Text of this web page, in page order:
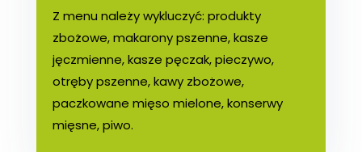
Z menu należy wykluczyć: produkty
zbożowe, makarony pszenne, kasze
jęczmienne, kasze pęczak, pieczywo,
otręby pszenne, kawy zbożowe,
paczkowane mięso mielone, konserwy
mięsne, piwo.